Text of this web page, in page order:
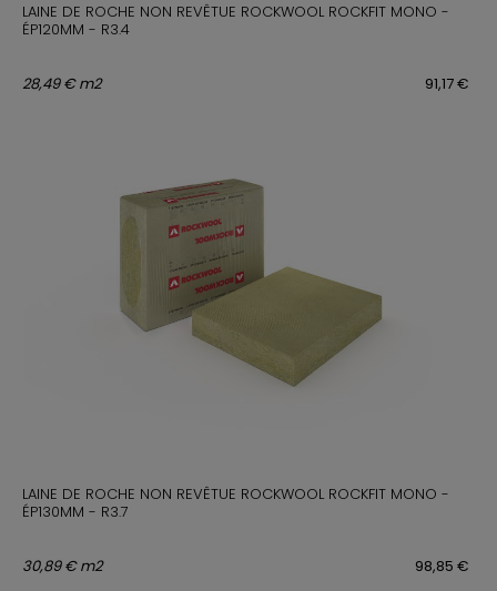
LAINE DE ROCHE NON REVÊTUE ROCKWOOL ROCKFIT MONO -
ÉP120MM - R3.4
91,17 €
28,49 € m2
LAINE DE ROCHE NON REVÊTUE ROCKWOOL ROCKFIT MONO -
ÉP130MM - R3.7
98,85 €
30,89 € m2